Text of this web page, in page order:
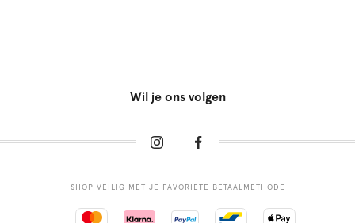
Wil je ons volgen
SHOP VEILIG MET JE FAVORIETE BETAALMETHODE